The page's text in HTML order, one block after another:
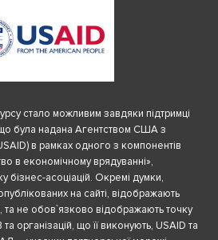
стало можливим завдяки підтримці
була надана Агентством США з
в рамках одного з компонентів
в економічному врядуванні»,
бізнес-асоціацій. Окремі думки,
на сайті, відображають
та не обов`язково відображають точку
організацій, що її виконують, USAID та